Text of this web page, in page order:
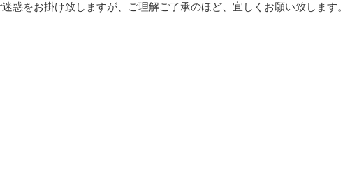
惑をお掛け致しますが、ご理解ご了承のほど、宜しくお願い致します。